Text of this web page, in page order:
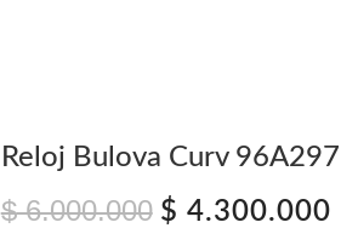
Reloj Bulova Curv 96A297
$6.000.000 El
$ 4.300.000El